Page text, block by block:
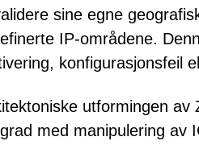
sine egne
IP-områdene.
konfigurasjonsfeil
utformingen
med manipulering av